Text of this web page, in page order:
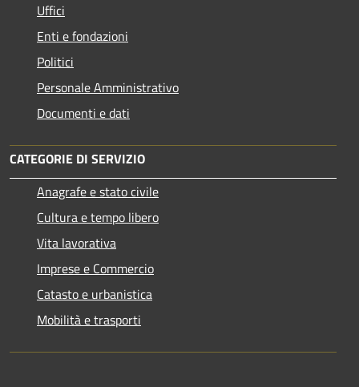
Uffici
Enti e fondazioni
Politici
Personale Amministrativo
Documenti e dati
CATEGORIE DI SERVIZIO
Anagrafe e stato civile
Cultura e tempo libero
Vita lavorativa
Imprese e Commercio
Catasto e urbanistica
Mobilità e trasporti